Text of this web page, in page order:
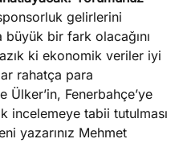
gelirlerini
bir fark olacağını
ki ekonomik veriler iyi
rahatça para
Fenerbahçe’ye
incelemeye tabii tutulması
yazarınız Mehmet